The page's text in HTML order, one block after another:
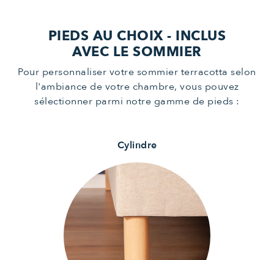
PIEDS AU CHOIX - INCLUS
AVEC LE SOMMIER
Pour personnaliser votre sommier terracotta selon
l'ambiance de votre chambre, vous pouvez
sélectionner parmi notre gamme de pieds :
Cylindre